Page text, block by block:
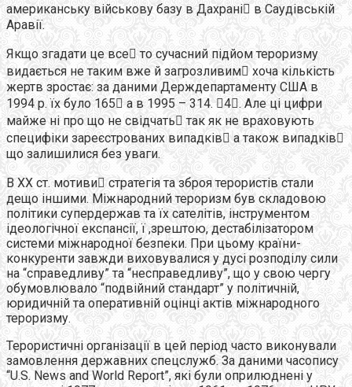
американську військову базу в Дахрані в Саудівській
Аравії.
Якщо згадати це все то сучасний підйом тероризму
видається не таким вже й загрозливим хоча кількість
жертв зростає: за даними Держдепартаменту США в
1994 р. їх було 165 а в 1995 – 314. 4. Але ці цифри
майже ні про що не свідчать так як не враховують
специфіки зареєстрованих випадків а також випадків
що залишилися без уваги.
В ХХ ст. мотиви стратегія та зброя терористів стали
дещо іншими. Міжнародний тероризм був складовою
політики супердержав та їх сателітів, інструментом
ідеологічної експансії, ї ,зрештою, дестабілізатором
системи міжнародної безпеки. При цьому країни-
конкуренти завжди виховувалися у дусі розподілу сили
на “справедливу” та “несправедливу”, що у свою чергу
обумовлювало “подвійний стандарт” у політичній,
юридичній та оперативній оцінці актів міжнародного
тероризму.
Терористичні організації в цей період часто виконували
замовлення державних спецслужб. За даними часопису
“U.S. News and World Report”, які були оприлюднені у